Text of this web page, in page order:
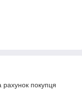
рахунок покупця